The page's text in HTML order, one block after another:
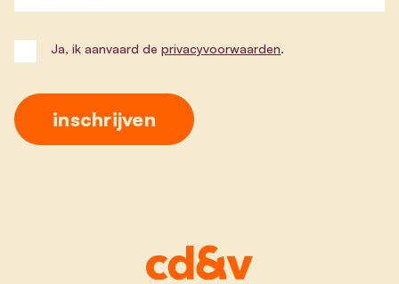
Ja, ik aanvaard de privacyvoorwaarden.